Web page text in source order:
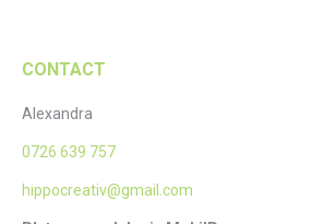
CONTACT
Alexandra
0726 639 757
hippocreativ@gmail.com